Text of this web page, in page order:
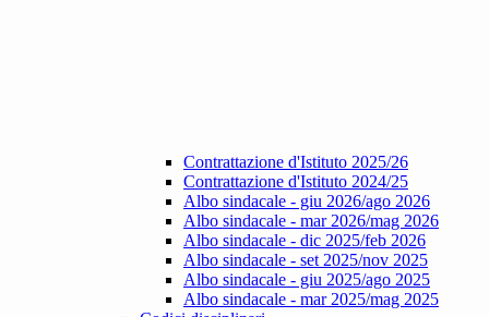
Contrattazione d'Istituto 2025/26
Contrattazione d'Istituto 2024/25
Albo sindacale - giu 2026/ago 2026
Albo sindacale - mar 2026/mag 2026
Albo sindacale - dic 2025/feb 2026
Albo sindacale - set 2025/nov 2025
Albo sindacale - giu 2025/ago 2025
Albo sindacale - mar 2025/mag 2025